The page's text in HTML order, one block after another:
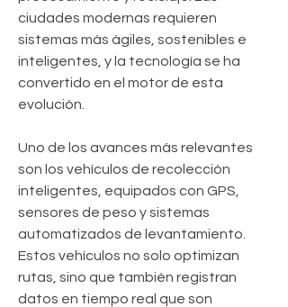
ciudades modernas requieren
sistemas más ágiles, sostenibles e
inteligentes, y la tecnología se ha
convertido en el motor de esta
evolución.
Uno de los avances más relevantes
son los vehículos de recolección
inteligentes, equipados con GPS,
sensores de peso y sistemas
automatizados de levantamiento.
Estos vehículos no solo optimizan
rutas, sino que también registran
datos en tiempo real que son